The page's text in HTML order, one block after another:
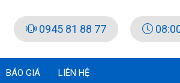
0945 81 88 77
BÁO GIÁ LIÊN HỆ